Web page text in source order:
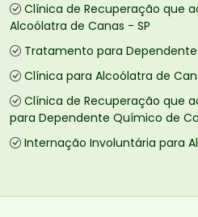
Clínica de Recuperação que
Alcoólatra de Canas - SP
Tratamento para
Clínica para Alcoólatra de
Clínica de Recuperação que
para Dependente Químico de
Internação Involuntária para